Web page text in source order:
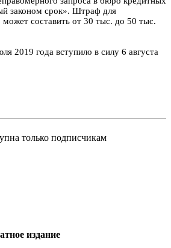
законом срок». Штраф для
составить от 30 тыс. до 50 тыс.
2019 года вступило в силу 6 августа
только подписчикам
издание